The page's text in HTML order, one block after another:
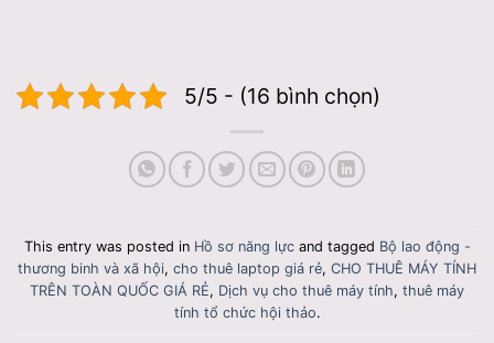
5/5 - (16 bình chọn)
This entry was posted in Hồ sơ năng lựcand tagged Bộ lao động -
thương binh và xã hội, cho thuê laptop giá rẻ, CHO THUÊ MÁY TÍNH
TRÊN TOÀN QUỐC GIÁ RẺ, Dịch vụ cho thuê máy tính, thuê máy
tính tổ chức hội thảo.